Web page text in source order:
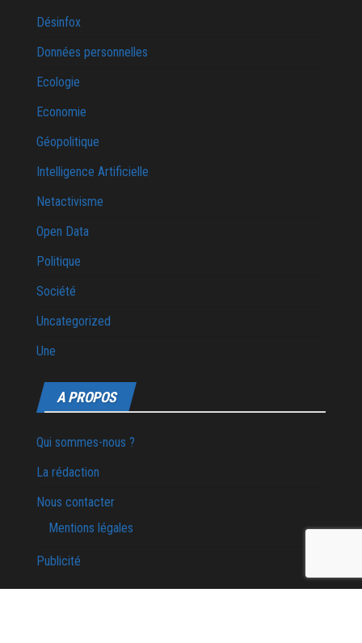
Désinfox
Données personnelles
Ecologie
Economie
Géopolitique
Intelligence Artificielle
Netactivisme
Open Data
Politique
Société
Uncategorized
Une
A PROPOS
Qui sommes-nous ?
La rédaction
Nous contacter
Mentions légales
Publicité